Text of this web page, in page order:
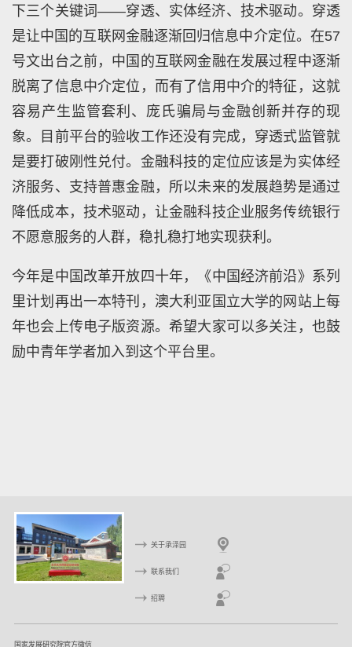
下三个关键词——穿透、实体经济、技术驱动。穿透
是让中国的互联网金融逐渐回归信息中介定位。在57
号文出台之前，中国的互联网金融在发展过程中逐渐
脱离了信息中介定位，而有了信用中介的特征，这就
容易产生监管套利、庞氏骗局与金融创新并存的现
象。目前平台的验收工作还没有完成，穿透式监管就
是要打破刚性兑付。金融科技的定位应该是为实体经
济服务、支持普惠金融，所以未来的发展趋势是通过
降低成本，技术驱动，让金融科技企业服务传统银行
不愿意服务的人群，稳扎稳打地实现获利。
今年是中国改革开放四十年，《中国经济前沿》系列
里计划再出一本特刊，澳大利亚国立大学的网站上每
年也会上传电子版资源。希望大家可以多关注，也鼓
励中青年学者加入到这个平台里。
关于承泽园
联系我们
招聘
国家发展研究院官方微信